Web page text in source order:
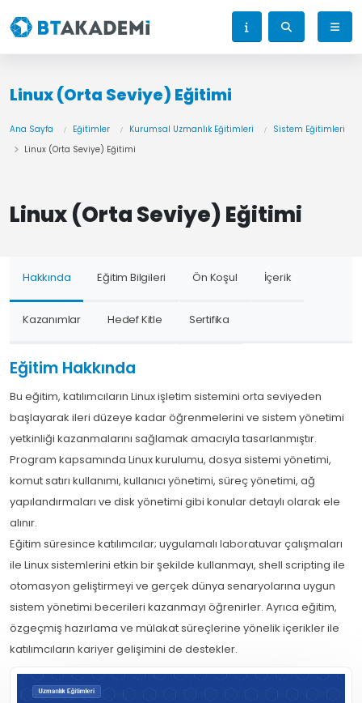
Linux (Orta Seviye) Eğitimi
Ana Sayfa Eğitimler Kurumsal Uzmanlık Eğitimleri
Sistem Eğitimleri
Linux (Orta Seviye) Eğitimi
Linux (Orta Seviye) Eğitimi
Hakkında Eğitim Bilgileri Ön Koşul İçerik
Kazanımlar Hedef Kitle Sertifika
Eğitim Hakkında
Bu eğitim, katılımcıların Linux işletim sistemini orta seviyeden
başlayarak ileri düzeye kadar öğrenmelerini ve sistem yönetimi
yetkinliği kazanmalarını sağlamak amacıyla tasarlanmıştır.
Program kapsamında Linux kurulumu, dosya sistemi yönetimi,
komut satırı kullanımı, kullanıcı yönetimi, süreç yönetimi, ağ
yapılandırmaları ve disk yönetimi gibi konular detaylı olarak ele
alınır.
Eğitim süresince katılımcılar; uygulamalı laboratuvar çalışmaları
ile Linux sistemlerini etkin bir şekilde kullanmayı, shell scripting ile
otomasyon geliştirmeyi ve gerçek dünya senaryolarına uygun
sistem yönetimi becerileri kazanmayı öğrenirler. Ayrıca eğitim,
özgeçmiş hazırlama ve mülakat süreçlerine yönelik içerikler ile
katılımcıların kariyer gelişimini de destekler.